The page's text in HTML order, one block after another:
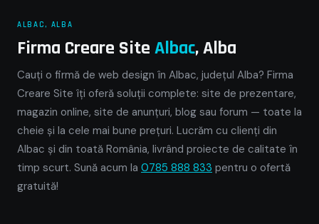
ALBAC, ALBA
Firma Creare Site Albac, Alba
Cauți o firmă de web design în Albac, județul Alba? Firma
Creare Site îți oferă soluții complete: site de prezentare,
magazin online, site de anunțuri, blog sau forum — toate la
cheie și la cele mai bune prețuri. Lucrăm cu clienți din
Albac și din toată România, livrând proiecte de calitate în
timp scurt. Sună acum la 0785 888 833 pentru o ofertă
gratuită!